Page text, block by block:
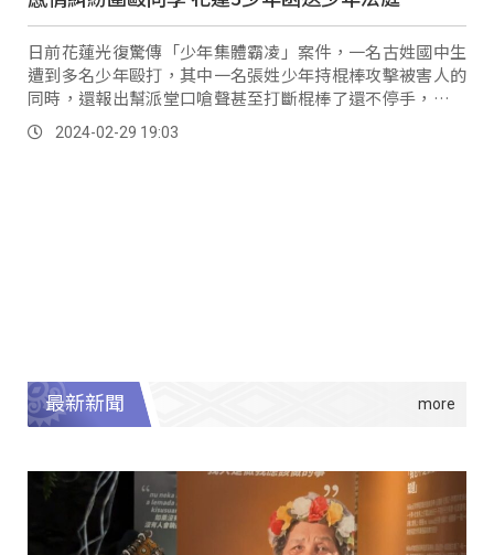
日前花蓮光復驚傳「少年集體霸凌」案件，一名古姓國中生
遭到多名少年毆打，其中一名張姓少年持棍棒攻擊被害人的
同時，還報出幫派堂口嗆聲甚至打斷棍棒了還不停手，行徑
相當惡劣。
2024-02-29 19:03
最新新聞